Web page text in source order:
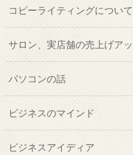
コピーライティングについて
サロン、実店舗の売上げア
パソコンの話
ビジネスのマインド
ビジネスアイディア